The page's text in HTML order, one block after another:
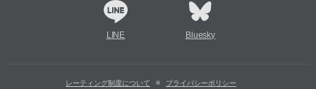
LINE Bluesky
レーティング制度について プライバシーポリシー